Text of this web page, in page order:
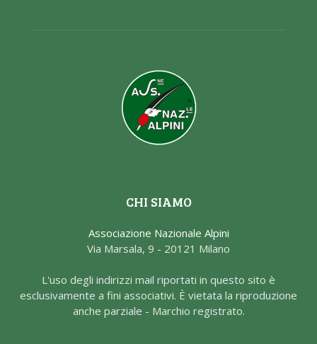
CHI SIAMO
Associazione Nazionale Alpini
Via Marsala, 9 - 20121 Milano
L'uso degli indirizzi mail riportati in questo sito è
esclusivamente a fini associativi. È vietata la riproduzione
anche parziale - Marchio registrato.